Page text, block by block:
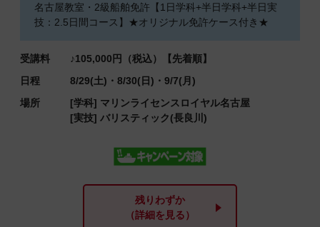
名古屋教室・2級船舶免許【1日学科+半日学科+半日実
技：2.5日間コース】★オリジナル免許ケース付き★
受講料
♪105,000円（税込）【先着順】
日程
8/29(土)・8/30(日)・9/7(月)
場所
[学科] マリンライセンスロイヤル名古屋
[実技] バリスティック(長良川)
残りわずか
（詳細を見る）